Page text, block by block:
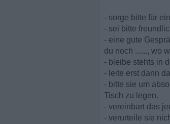
- sorge bitte für
- sei bitte
- eine gute
du noch ......, wo
- bleibe stehts in
- leite erst dann
- bitte sie um
Tisch zu legen.
- vereinbart das
- verurteile sie